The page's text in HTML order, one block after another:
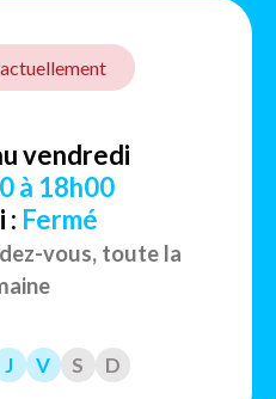
vendredi
à 18h00
: Fermé
vous, toute la
J V S D